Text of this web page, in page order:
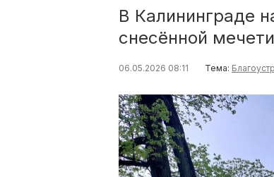
В Калининграде
снесённой
06.05.2026 08:11 Тема: